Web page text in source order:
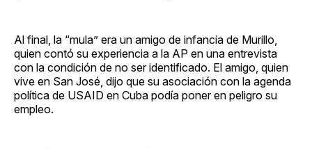
Al final, la “mula” era un amigo de infancia de Murillo,
quien contó su experiencia a la AP en una entrevista
con la condición de no ser identificado. El amigo, quien
vive en San José, dijo que su asociación con la agenda
política de USAID en Cuba podía poner en peligro su
empleo.